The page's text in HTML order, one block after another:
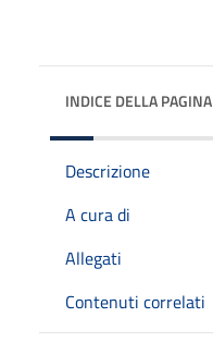
INDICE DELLA PAGINA
Descrizione
A cura di
Allegati
Contenuti correlati